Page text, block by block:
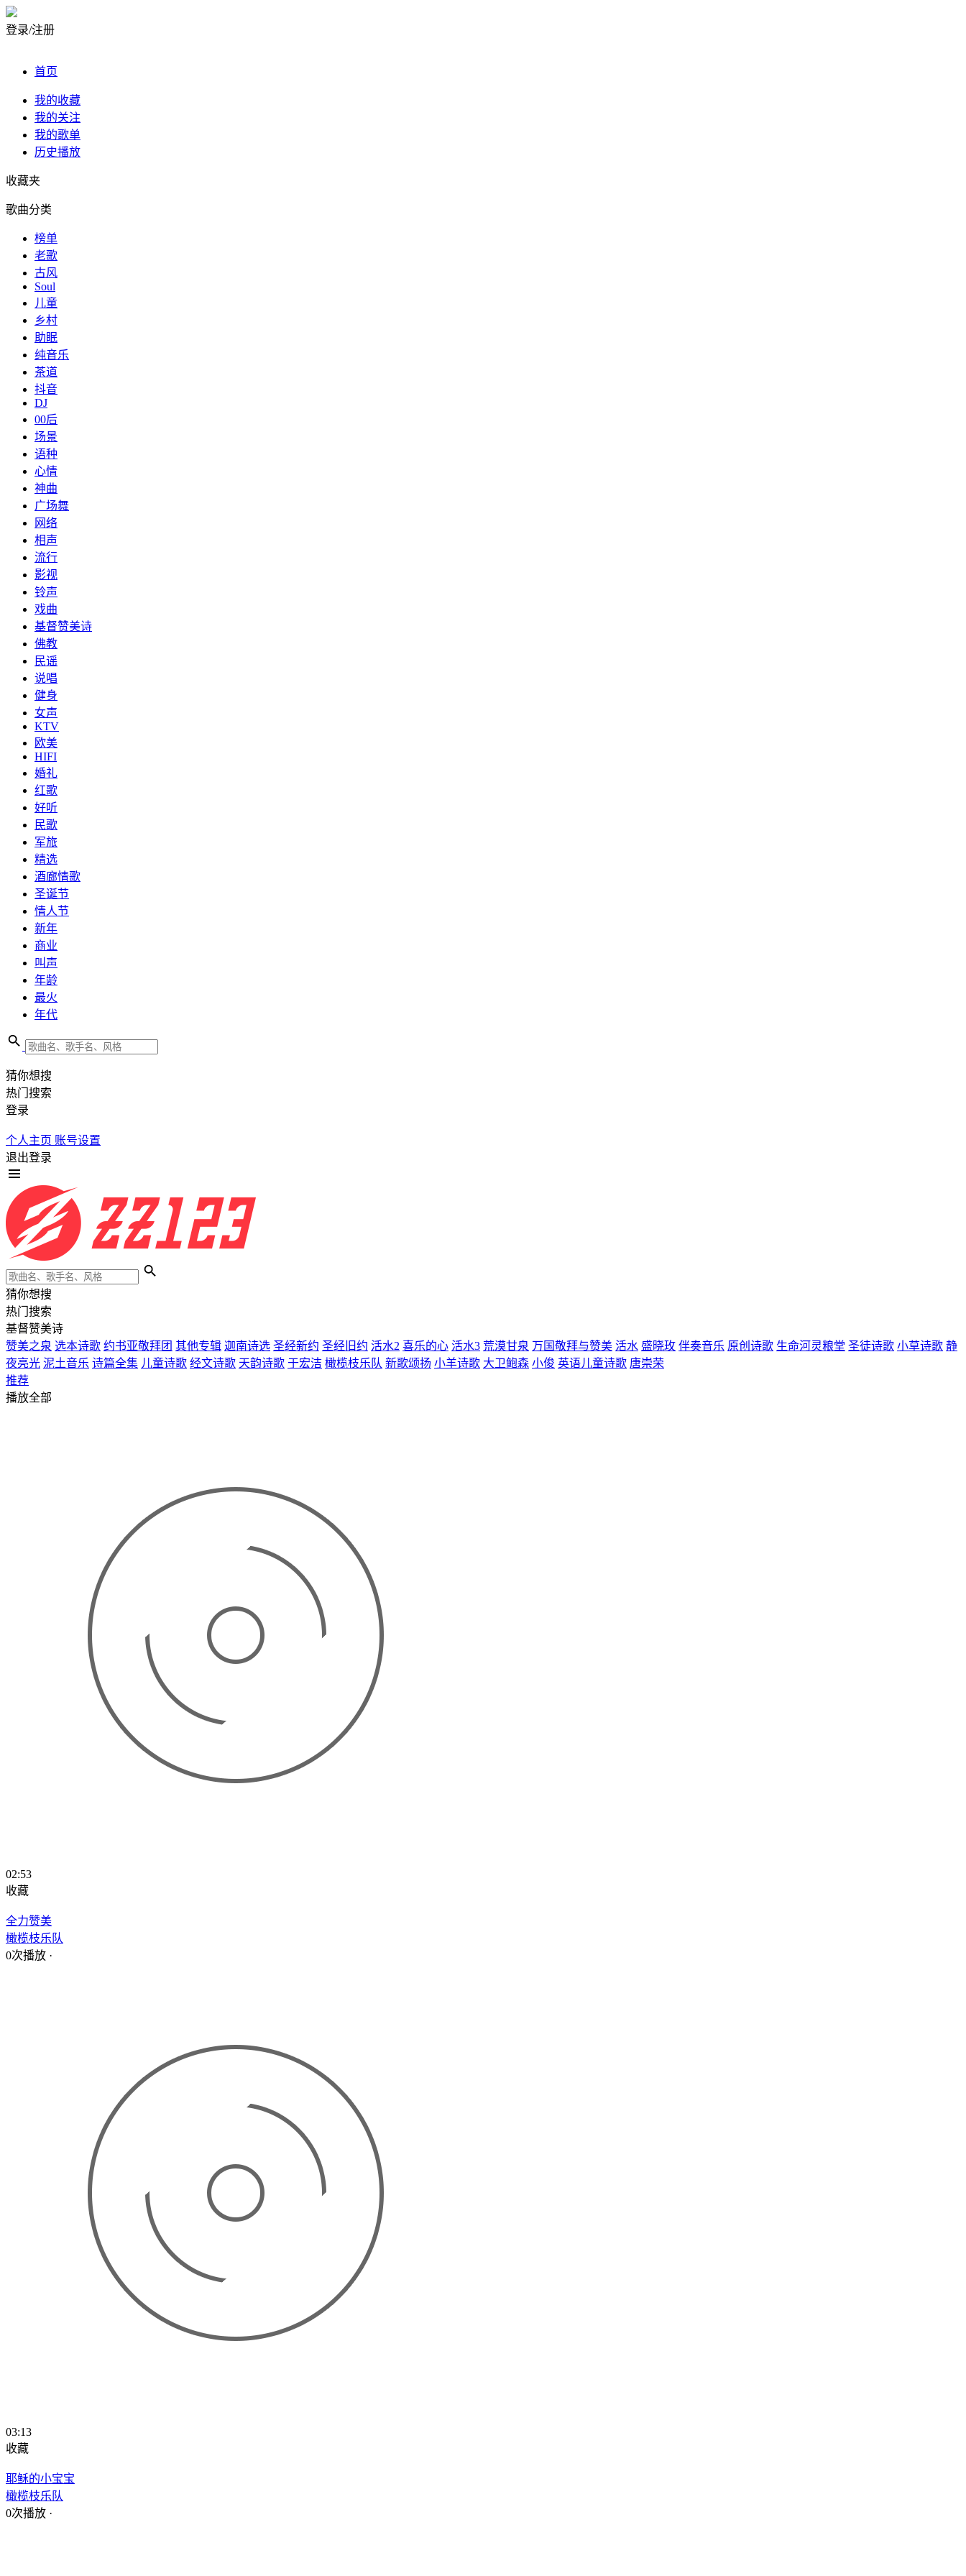
登录/注册
首页
我的收藏
我的关注
我的歌单
历史播放
收藏夹
歌曲分类
榜单
老歌
古风
Soul
儿童
乡村
助眠
纯音乐
茶道
抖音
DJ
00后
场景
语种
心情
神曲
广场舞
网络
相声
流行
影视
铃声
戏曲
基督赞美诗
佛教
民谣
说唱
健身
女声
KTV
欧美
HIFI
婚礼
红歌
好听
民歌
军旅
精选
酒廊情歌
圣诞节
情人节
新年
商业
叫声
年龄
最火
年代
猜你想搜
热门搜索
登录
个人主页 账号设置
退出登录
猜你想搜
热门搜索
基督赞美诗
赞美之泉 选本诗歌 约书亚敬拜团 其他专辑 迦南诗选 圣经新约 圣经旧约 活水2 喜乐的心 活水3 荒漠甘泉 万国敬拜与赞美 活水 盛晓玫 伴奏音乐 原创诗歌 生命河灵粮堂 圣徒诗歌 小草诗歌 静
夜亮光 泥土音乐 诗篇全集 儿童诗歌 经文诗歌 天韵诗歌 于宏洁 橄榄枝乐队 新歌颂扬 小羊诗歌 大卫鲍森 小俊 英语儿童诗歌 唐崇荣
推荐
播放全部
02:53
收藏
全力赞美
橄榄枝乐队
0次播放 ·
03:13
收藏
耶稣的小宝宝
橄榄枝乐队
0次播放 ·